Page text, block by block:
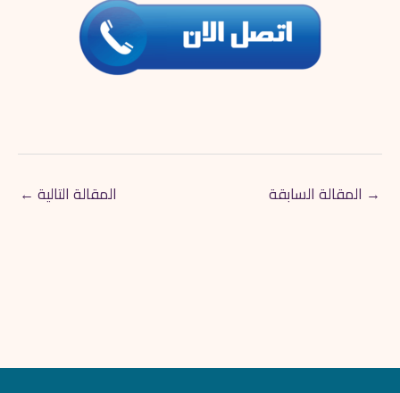
→ المقالة السابقة المقالة التالية ←